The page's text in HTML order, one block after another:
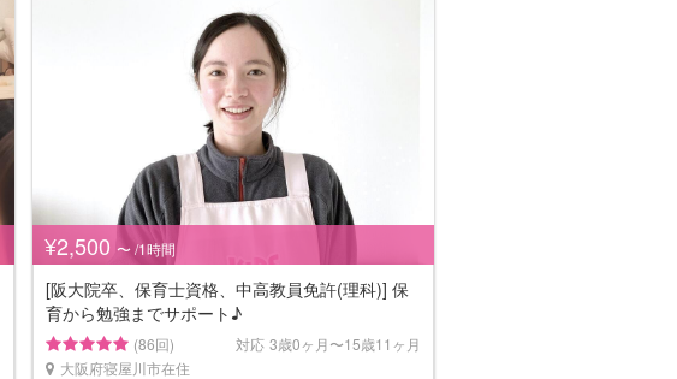
¥2,500 〜 /1時間
[阪大院卒、保育士資格、中高教員免許(理科)] 保
育から勉強までサポート♪
(86回) 対応 3歳0ヶ月〜15歳11ヶ月
大阪府寝屋川市在住